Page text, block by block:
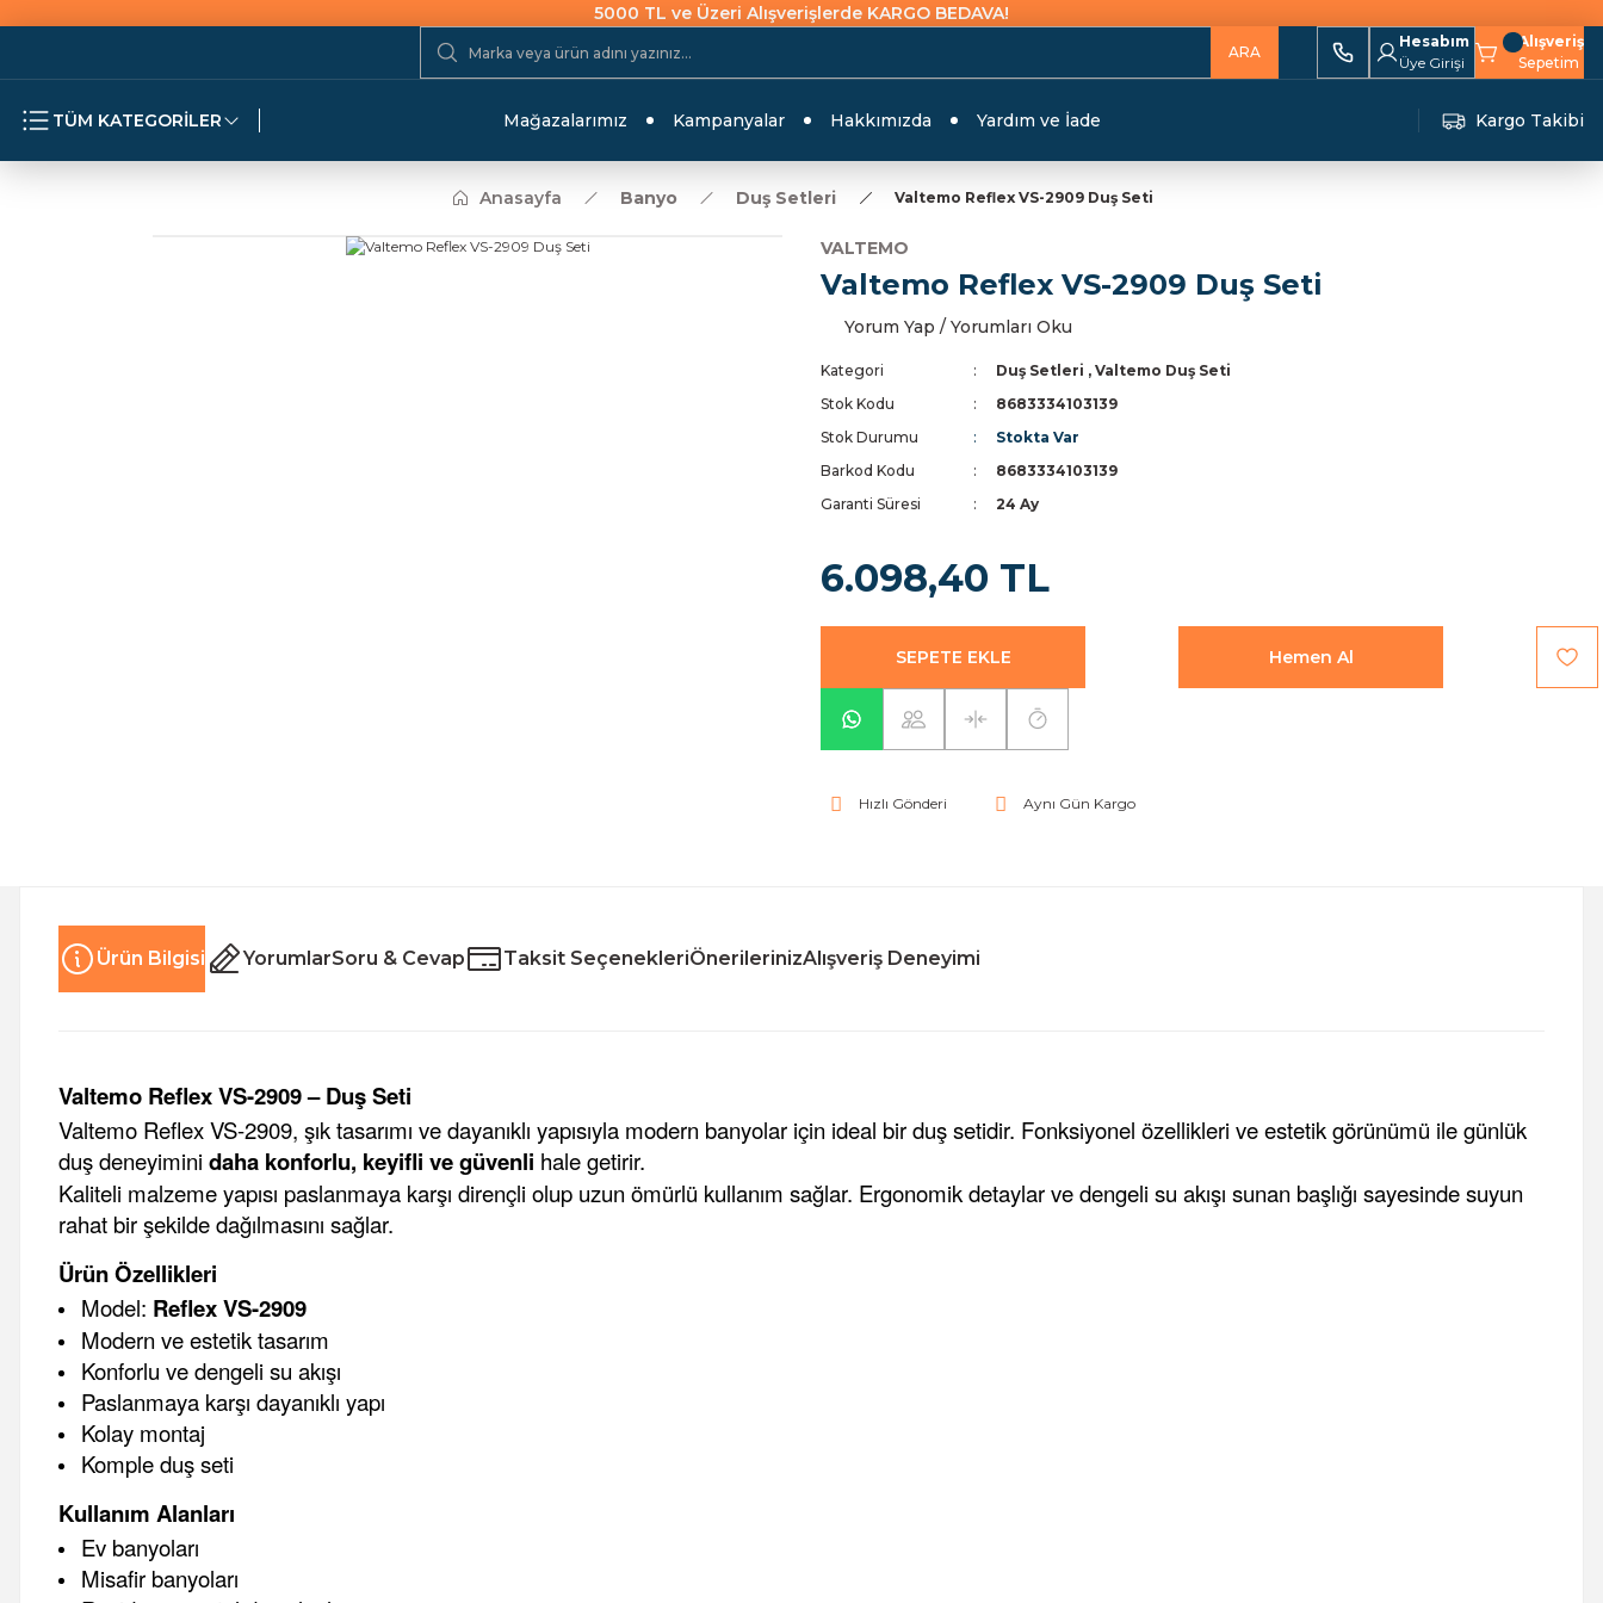
5000 TL ve Üzeri Alışverişlerde KARGO BEDAVA!
ARA
Hesabım
Üye Girişi
Alışveriş
Sepetim
TÜM KATEGORİLER Mağazalarımız Kampanyalar Hakkımızda Yardım ve İade Kargo Takibi
Anasayfa Banyo Duş Setleri Valtemo Reflex VS-2909 Duş Seti
VALTEMO
Valtemo Reflex VS-2909 Duş Seti
Yorum Yap / Yorumları Oku
Kategori Duş Setleri , Valtemo Duş Seti
Stok Kodu
8683334103139
Stok Durumu
Stokta Var
Barkod Kodu
8683334103139
Garanti Süresi
24 Ay
6.098,40 TL
SEPETE EKLE Hemen Al
Hızlı Gönderi Aynı Gün Kargo
Ürün Bilgisi YorumlarSoru & Cevap Taksit SeçenekleriÖnerilerinizAlışveriş Deneyimi
Valtemo Reflex VS-2909 – Duş Seti
Valtemo Reflex VS-2909, şık tasarımı ve dayanıklı yapısıyla modern banyolar için ideal bir duş setidir. Fonksiyonel özellikleri ve estetik görünümü ile günlük
duş deneyimini daha konforlu, keyifli ve güvenli hale getirir.
Kaliteli malzeme yapısı paslanmaya karşı dirençli olup uzun ömürlü kullanım sağlar. Ergonomik detaylar ve dengeli su akışı sunan başlığı sayesinde suyun
rahat bir şekilde dağılmasını sağlar.
Ürün Özellikleri
Model: Reflex VS-2909
Modern ve estetik tasarım
Konforlu ve dengeli su akışı
Paslanmaya karşı dayanıklı yapı
Kolay montaj
Komple duş seti
Kullanım Alanları
Ev banyoları
Misafir banyoları